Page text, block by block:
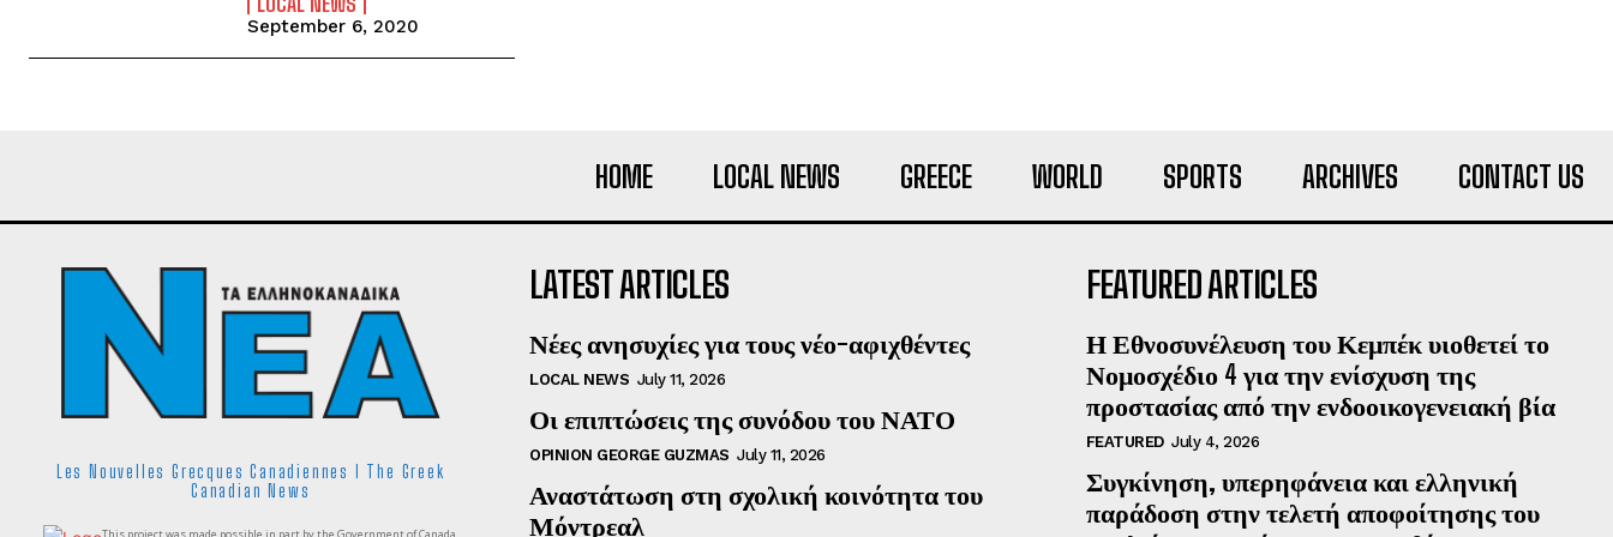
September 6, 2020
HOME LOCAL NEWS GREECE WORLD SPORTS ARCHIVES CONTACT US
Les Nouvelles Grecques Canadiennes I The Greek
Canadian News
LATEST ARTICLES
Νέες ανησυχίες για τους νέο-αφιχθέντες
LOCAL NEWS July 11, 2026
Οι επιπτώσεις της συνόδου του ΝΑΤΟ
OPINION GEORGE GUZMAS July 11, 2026
Αναστάτωση στη σχολική κοινότητα του
Μόντρεαλ
FEATURED ARTICLES
Η Εθνοσυνέλευση του Κεμπέκ υιοθετεί το
Νομοσχέδιο 4 για την ενίσχυση της
προστασίας από την ενδοοικογενειακή βία
FEATURED July 4, 2026
Συγκίνηση, υπερηφάνεια και ελληνική
παράδοση στην τελετή αποφοίτησης του